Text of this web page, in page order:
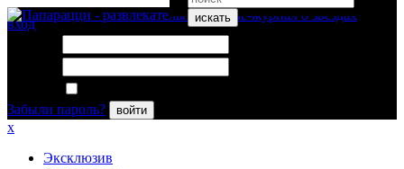
искать
вход
Забыли пароль?
войти
x
Эксклюзив